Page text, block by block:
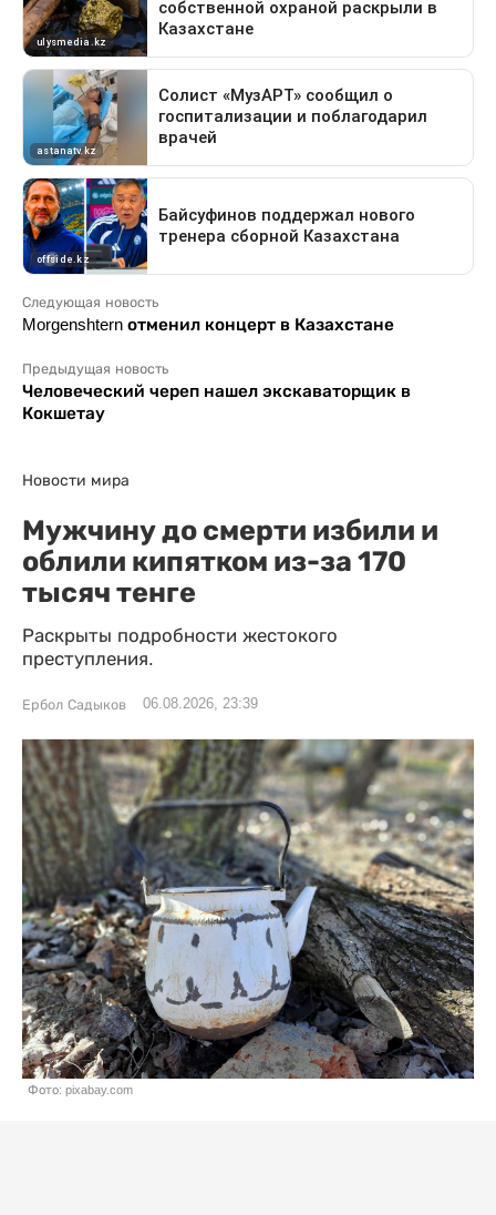
Следующая новость
Morgenshtern отменил концерт в Казахстане
Предыдущая новость
Человеческий череп нашел экскаваторщик в
Кокшетау
Новости мира
Мужчину до смерти избили и
облили кипятком из-за 170
тысяч тенге
Раскрыты подробности жестокого
преступления.
Ербол Садыков 06.08.2026, 23:39
Фото: pixabay.com